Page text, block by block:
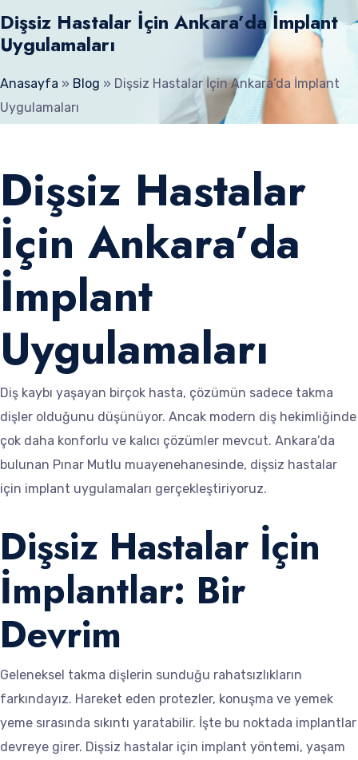
Dişsiz Hastalar İçin Ankara’da İmplant
Uygulamaları
Anasayfa » Blog » Dişsiz Hastalar İçin Ankara’da İmplant
Uygulamaları
Dişsiz Hastalar
İçin Ankara’da
İmplant
Uygulamaları
Diş kaybı yaşayan birçok hasta, çözümün sadece takma
dişler olduğunu düşünüyor. Ancak modern diş hekimliğinde
çok daha konforlu ve kalıcı çözümler mevcut. Ankara’da
bulunan Pınar Mutlu muayenehanesinde, dişsiz hastalar
için implant uygulamaları gerçekleştiriyoruz.
Dişsiz Hastalar İçin
İmplantlar: Bir
Devrim
Geleneksel takma dişlerin sunduğu rahatsızlıkların
farkındayız. Hareket eden protezler, konuşma ve yemek
yeme sırasında sıkıntı yaratabilir. İşte bu noktada implantlar
devreye girer. Dişsiz hastalar için implant yöntemi, yaşam